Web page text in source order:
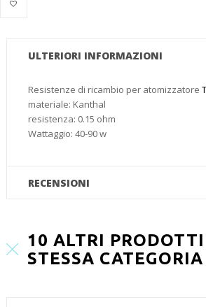
ULTERIORI INFORMAZIONI
Resistenze di ricambio per atomizzatore
materiale: Kanthal
resistenza: 0.15 ohm
Wattaggio: 40-90 w
RECENSIONI
10 ALTRI
STESSA CATEGORIA